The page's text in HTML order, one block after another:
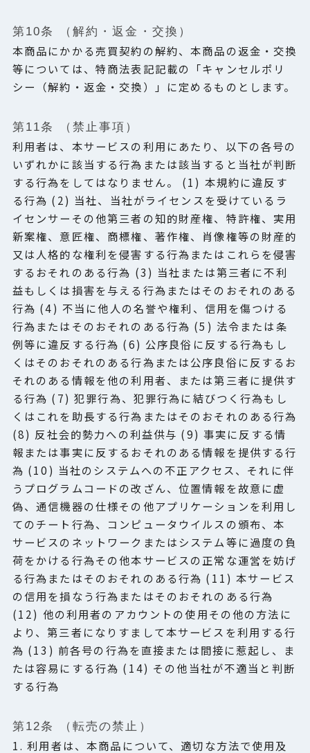
第10条 （解約・返金・交換）
本商品にかかる売買契約の解約、本商品の返金・交換
等については、特商法表記記載の「キャンセルポリ
シー（解約・返金・交換）」に定めるものとします。
第11条 （禁止事項）
利用者は、本サービスの利用にあたり、以下の各号の
いずれかに該当する行為または該当すると当社が判断
する行為をしてはなりません。 (1) 本規約に違反す
る行為 (2) 当社、当社がライセンスを受けているラ
イセンサーその他第三者の知的財産権、特許権、実用
新案権、意匠権、商標権、著作権、肖像権等の財産的
又は人格的な権利を侵害する行為またはこれらを侵害
するおそれのある行為 (3) 当社または第三者に不利
益もしくは損害を与える行為またはそのおそれのある
行為 (4) 不当に他人の名誉や権利、信用を傷つける
行為またはそのおそれのある行為 (5) 法令または条
例等に違反する行為 (6) 公序良俗に反する行為もし
くはそのおそれのある行為または公序良俗に反するお
それのある情報を他の利用者、または第三者に提供す
る行為 (7) 犯罪行為、犯罪行為に結びつく行為もし
くはこれを助長する行為またはそのおそれのある行為
(8) 反社会的勢力への利益供与 (9) 事実に反する情
報または事実に反するおそれのある情報を提供する行
為 (10) 当社のシステムへの不正アクセス、それに伴
うプログラムコードの改ざん、位置情報を故意に虚
偽、通信機器の仕様その他アプリケーションを利用し
てのチート行為、コンピュータウイルスの頒布、本
サービスのネットワークまたはシステム等に過度の負
荷をかける行為その他本サービスの正常な運営を妨げ
る行為またはそのおそれのある行為 (11) 本サービス
の信用を損なう行為またはそのおそれのある行為
(12) 他の利用者のアカウントの使用その他の方法に
より、第三者になりすまして本サービスを利用する行
為 (13) 前各号の行為を直接または間接に惹起し、ま
たは容易にする行為 (14) その他当社が不適当と判断
する行為
第12条 （転売の禁止）
1. 利用者は、本商品について、適切な方法で使用及